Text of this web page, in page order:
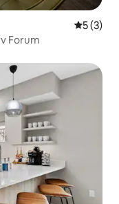
5 (3)
Forum